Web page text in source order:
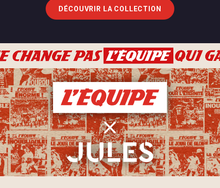
DÉCOUVRIR LA COLLECTION